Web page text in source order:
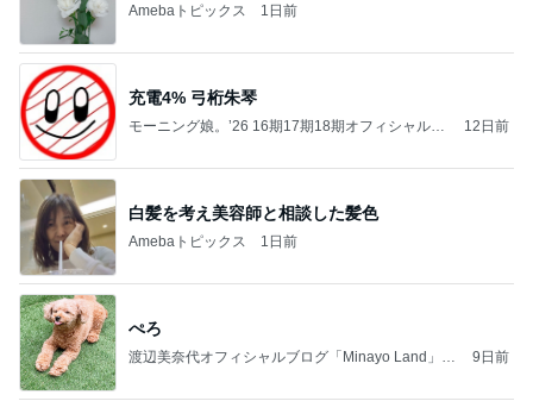
Amebaトピックス 1日前
充電4% 弓桁朱琴
モーニング娘。’26 16期17期18期オフィシャルブ
12日前
白髪を考え美容師と相談した髪色
Amebaトピックス 1日前
ぺろ
渡辺美奈代オフィシャルブログ「Minayo Land」P
9日前